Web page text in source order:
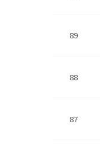
89
88
87